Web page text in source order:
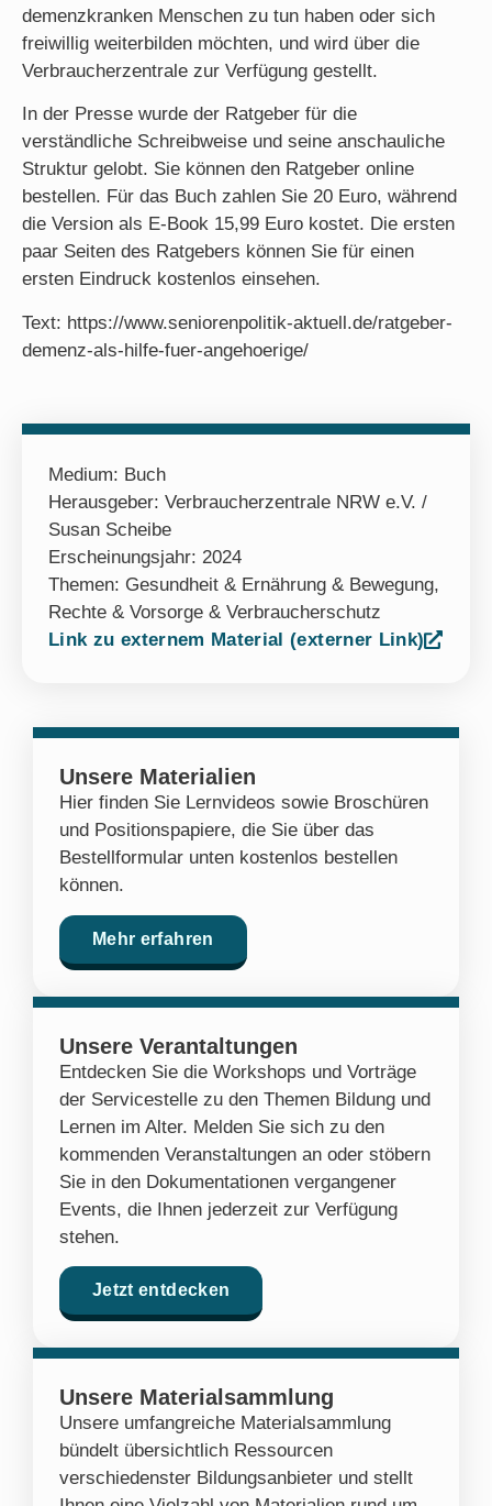
demenzkranken Menschen zu tun haben oder sich
freiwillig weiterbilden möchten, und wird über die
Verbraucherzentrale zur Verfügung gestellt.
In der Presse wurde der Ratgeber für die
verständliche Schreibweise und seine anschauliche
Struktur gelobt. Sie können den Ratgeber online
bestellen. Für das Buch zahlen Sie 20 Euro, während
die Version als E-Book 15,99 Euro kostet. Die ersten
paar Seiten des Ratgebers können Sie für einen
ersten Eindruck kostenlos einsehen.
Text: https://www.seniorenpolitik-aktuell.de/ratgeber-
demenz-als-hilfe-fuer-angehoerige/
Medium: Buch
Herausgeber: Verbraucherzentrale NRW e.V. /
Susan Scheibe
Erscheinungsjahr: 2024
Themen: Gesundheit & Ernährung & Bewegung,
Rechte & Vorsorge & Verbraucherschutz
Link zu externem Material (externer Link)
Unsere Materialien
Hier finden Sie Lernvideos sowie Broschüren
und Positionspapiere, die Sie über das
Bestellformular unten kostenlos bestellen
können.
Mehr erfahren
Unsere Verantaltungen
Entdecken Sie die Workshops und Vorträge
der Servicestelle zu den Themen Bildung und
Lernen im Alter. Melden Sie sich zu den
kommenden Veranstaltungen an oder stöbern
Sie in den Dokumentationen vergangener
Events, die Ihnen jederzeit zur Verfügung
stehen.
Jetzt entdecken
Unsere Materialsammlung
Unsere umfangreiche Materialsammlung
bündelt übersichtlich Ressourcen
verschiedenster Bildungsanbieter und stellt